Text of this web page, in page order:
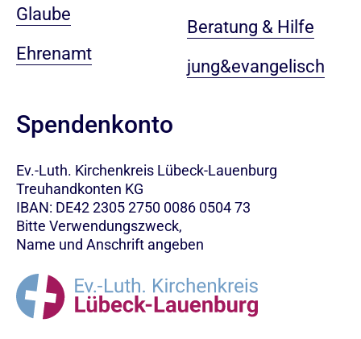
Glaube
Ehrenamt
Beratung & Hilfe
jung&evangelisch
Spendenkonto
Ev.-Luth. Kirchenkreis Lübeck-Lauenburg
Treuhandkonten KG
IBAN: DE42 2305 2750 0086 0504 73
Bitte Verwendungszweck,
Name und Anschrift angeben